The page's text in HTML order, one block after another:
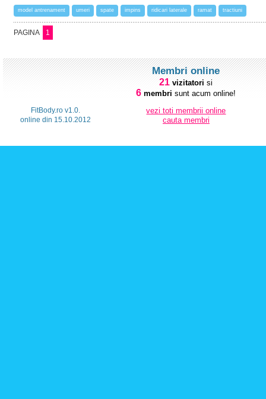
model antrenament umeri spate impins ridicari laterale ramat tractiuni
PAGINA 1
FitBody.ro v1.0.
online din 15.10.2012
Membri online
21 vizitatori si
6 membri sunt acum online!
vezi toti membrii online
cauta membri